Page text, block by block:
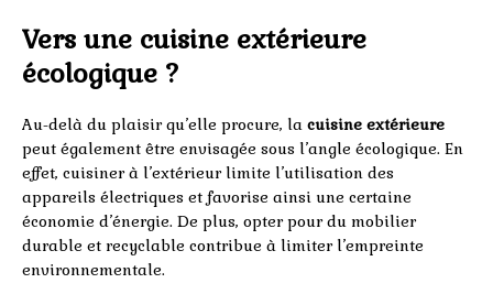
Vers une cuisine extérieure
écologique ?
Au-delà du plaisir qu’elle procure, la cuisine extérieure
peut également être envisagée sous l’angle écologique. En
effet, cuisiner à l’extérieur limite l’utilisation des
appareils électriques et favorise ainsi une certaine
économie d’énergie. De plus, opter pour du mobilier
durable et recyclable contribue à limiter l’empreinte
environnementale.